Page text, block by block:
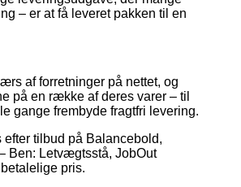
– er at få leveret pakken til en
af forretninger på nettet, og
på en række af deres varer – til
gange frembyde fragtfri levering.
tilbud på Balancebold,
Ben: Letvægtsstå, JobOut
pris.